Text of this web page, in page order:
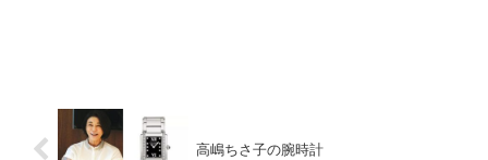
高嶋ちさ子の腕時計